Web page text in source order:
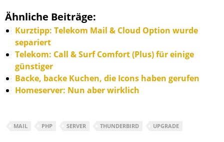
Ähnliche Beiträge:
Kurztipp: Telekom Mail & Cloud Option wurde
separiert
Telekom: Call & Surf Comfort (Plus) für einige
günstiger
Backe, backe Kuchen, die Icons haben gerufen
Homeserver: Nun aber wirklich
MAIL PHP SERVER THUNDERBIRD UPGRADE